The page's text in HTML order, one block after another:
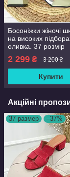
Босоніжки жіночі
на високих
оливка. 37 розмір
2 299 ₴ 3 200 ₴
Купити
Акційні
37 размер –37%